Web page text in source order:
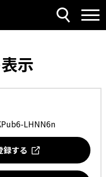
示
LHNN6n
録する